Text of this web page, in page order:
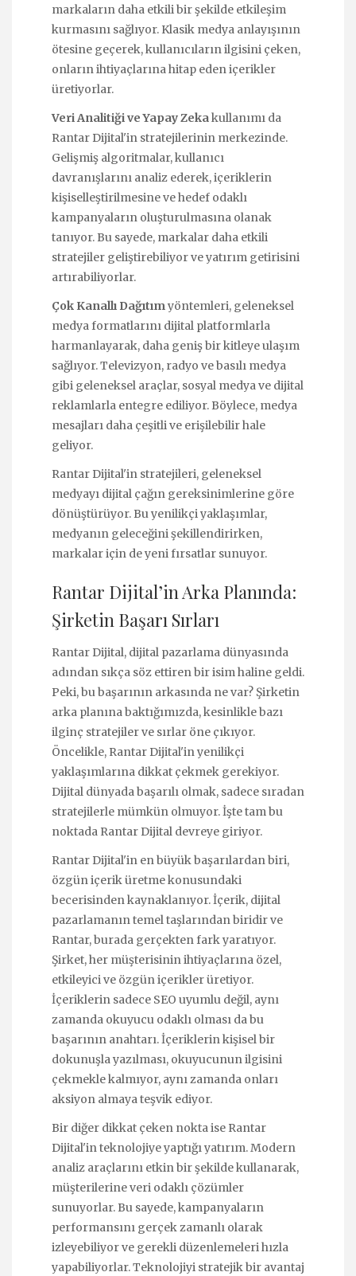
markaların daha etkili bir şekilde etkileşim
kurmasını sağlıyor. Klasik medya anlayışının
ötesine geçerek, kullanıcıların ilgisini çeken,
onların ihtiyaçlarına hitap eden içerikler
üretiyorlar.
Veri Analitiği ve Yapay Zekakullanımı da
Rantar Dijital'in stratejilerinin merkezinde.
Gelişmiş algoritmalar, kullanıcı
davranışlarını analiz ederek, içeriklerin
kişiselleştirilmesine ve hedef odaklı
kampanyaların oluşturulmasına olanak
tanıyor. Bu sayede, markalar daha etkili
stratejiler geliştirebiliyor ve yatırım getirisini
artırabiliyorlar.
Çok Kanallı Dağıtımyöntemleri, geleneksel
medya formatlarını dijital platformlarla
harmanlayarak, daha geniş bir kitleye ulaşım
sağlıyor. Televizyon, radyo ve basılı medya
gibi geleneksel araçlar, sosyal medya ve dijital
reklamlarla entegre ediliyor. Böylece, medya
mesajları daha çeşitli ve erişilebilir hale
geliyor.
Rantar Dijital'in stratejileri, geleneksel
medyayı dijital çağın gereksinimlerine göre
dönüştürüyor. Bu yenilikçi yaklaşımlar,
medyanın geleceğini şekillendirirken,
markalar için de yeni fırsatlar sunuyor.
Rantar Dijital’in Arka Planında:
Şirketin Başarı Sırları
Rantar Dijital, dijital pazarlama dünyasında
adından sıkça söz ettiren bir isim haline geldi.
Peki, bu başarının arkasında ne var? Şirketin
arka planına baktığımızda, kesinlikle bazı
ilginç stratejiler ve sırlar öne çıkıyor.
Öncelikle, Rantar Dijital'in yenilikçi
yaklaşımlarına dikkat çekmek gerekiyor.
Dijital dünyada başarılı olmak, sadece sıradan
stratejilerle mümkün olmuyor. İşte tam bu
noktada Rantar Dijital devreye giriyor.
Rantar Dijital'in en büyük başarılardan biri,
özgün içerik üretme konusundaki
becerisinden kaynaklanıyor. İçerik, dijital
pazarlamanın temel taşlarından biridir ve
Rantar, burada gerçekten fark yaratıyor.
Şirket, her müşterisinin ihtiyaçlarına özel,
etkileyici ve özgün içerikler üretiyor.
İçeriklerin sadece SEO uyumlu değil, aynı
zamanda okuyucu odaklı olması da bu
başarının anahtarı. İçeriklerin kişisel bir
dokunuşla yazılması, okuyucunun ilgisini
çekmekle kalmıyor, aynı zamanda onları
aksiyon almaya teşvik ediyor.
Bir diğer dikkat çeken nokta ise Rantar
Dijital'in teknolojiye yaptığı yatırım. Modern
analiz araçlarını etkin bir şekilde kullanarak,
müşterilerine veri odaklı çözümler
sunuyorlar. Bu sayede, kampanyaların
performansını gerçek zamanlı olarak
izleyebiliyor ve gerekli düzenlemeleri hızla
yapabiliyorlar. Teknolojiyi stratejik bir avantaj